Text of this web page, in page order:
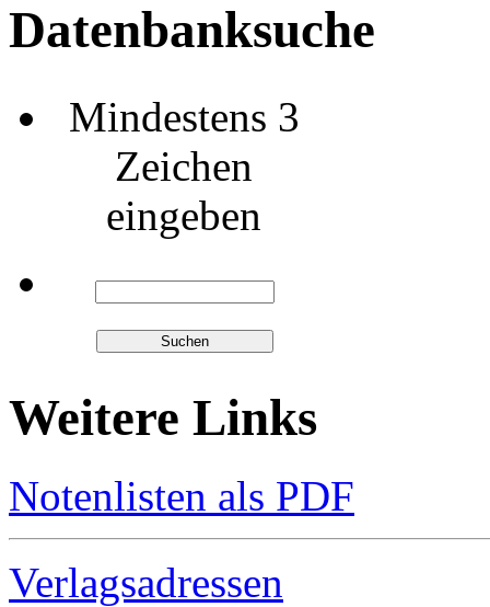
Datenbanksuche
Mindestens 3
Zeichen
eingeben
Weitere Links
Notenlisten als PDF
Verlagsadressen